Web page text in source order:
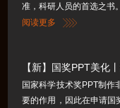
准，科研人员的首选之书。
阅读更多
【新】国奖PPT美化
国家科学技术奖PPT制作
要的作用，因此在申请国